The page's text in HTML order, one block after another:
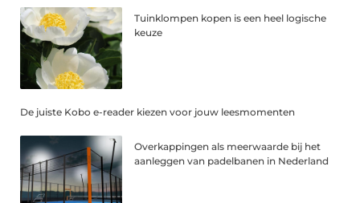
Tuinklompen kopen is een heel logische
keuze
De juiste Kobo e-reader kiezen voor jouw leesmomenten
Overkappingen als meerwaarde bij het
aanleggen van padelbanen in Nederland